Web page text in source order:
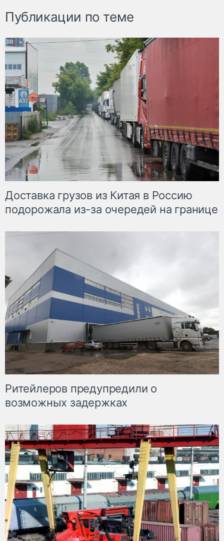
Публикации по теме
Доставка грузов из Китая в Россию
подорожала из-за очередей на границе
Ритейлеров предупредили о
возможных задержках